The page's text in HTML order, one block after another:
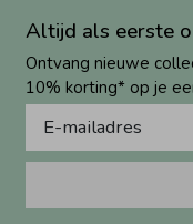
Altijd als eerste
Ontvang nieuwe
10% korting* op je